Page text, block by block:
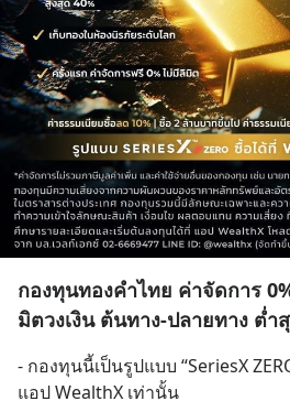
กองทุนทองคำไทย ค่าจัดการ
มิตวงเงิน ต้นทาง-ปลายทาง ต่ำ
- กองทุนนี้เป็นรูปแบบ “SeriesX
แอป WealthX เท่านั้น